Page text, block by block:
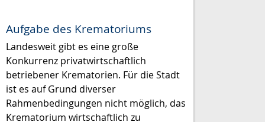
Aufgabe des Krematoriums
Landesweit gibt es eine große
Konkurrenz privatwirtschaftlich
betriebener Krematorien. Für die Stadt
ist es auf Grund diverser
Rahmenbedingungen nicht möglich, das
Krematorium wirtschaftlich zu